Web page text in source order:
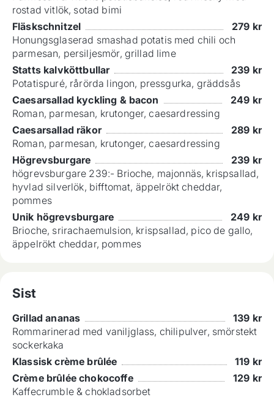
rostad vitlök, sotad bimi
Fläskschnitzel
279 kr
Honungsglaserad smashad potatis med chili och
parmesan, persiljesmör, grillad lime
Statts kalvköttbullar
239 kr
Potatispuré, rårörda lingon, pressgurka, gräddsås
Caesarsallad kyckling & bacon
249 kr
Roman, parmesan, krutonger, caesardressing
Caesarsallad räkor
289 kr
Roman, parmesan, krutonger, caesardressing
Högrevsburgare
239 kr
högrevsburgare 239:- Brioche, majonnäs, krispsallad,
hyvlad silverlök, bifftomat, äppelrökt cheddar,
pommes
Unik högrevsburgare
249 kr
Brioche, srirachaemulsion, krispsallad, pico de gallo,
äppelrökt cheddar, pommes
Sist
Grillad ananas 139 kr
Rommarinerad med vaniljglass, chilipulver, smörstekt
sockerkaka
Klassisk crème brûlée
119 kr
Crème brûlée chokocoffe
129 kr
Kaffecrumble & chokladsorbet